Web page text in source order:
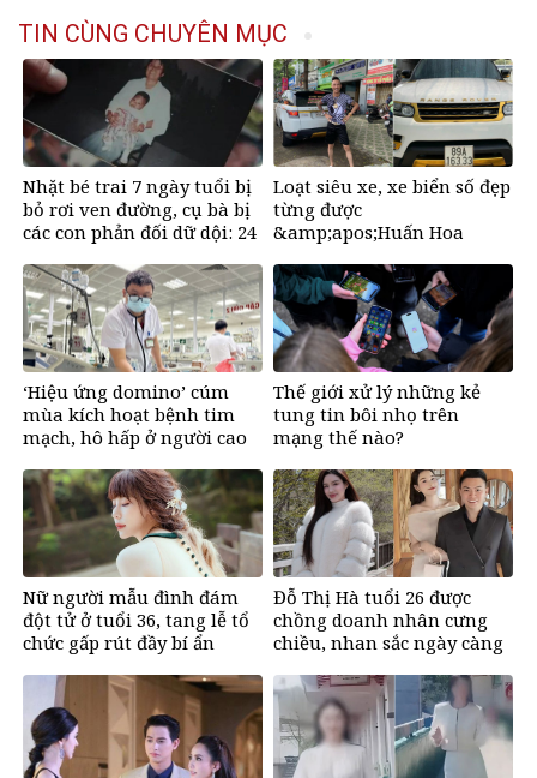
TIN CÙNG CHUYÊN MỤC
Nhặt bé trai 7 ngày tuổi bị
bỏ rơi ven đường, cụ bà bị
các con phản đối dữ dội: 24
động
Loạt siêu xe, xe biển số đẹp
từng được
&amp;apos;Huấn Hoa
sốt mạng
‘Hiệu ứng domino’ cúm
mùa kích hoạt bệnh tim
mạch, hô hấp ở người cao
Thế giới xử lý những kẻ
tung tin bôi nhọ trên
mạng thế nào?
Nữ người mẫu đình đám
đột tử ở tuổi 36, tang lễ tổ
chức gấp rút đầy bí ẩn
Đỗ Thị Hà tuổi 26 được
chồng doanh nhân cưng
chiều, nhan sắc ngày càng